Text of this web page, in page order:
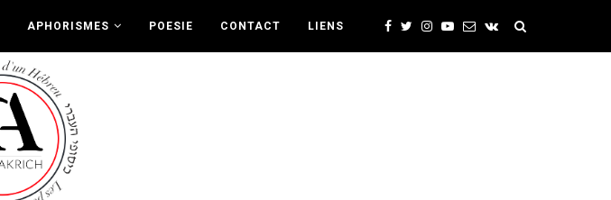
APHORISMES POESIE CONTACT LIENS